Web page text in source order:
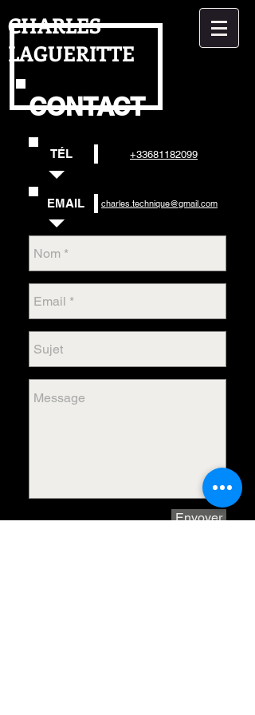
CHARLES
LAGUERITTE
CONTACT
TÉL +33681182099
EMAIL charles.technique@gmail.com
Envoyer